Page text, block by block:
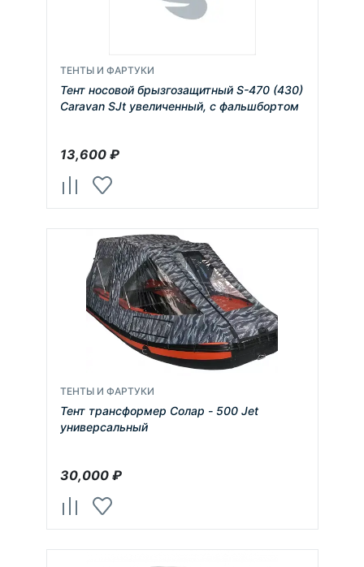
ТЕНТЫ И ФАРТУКИ
Тент носовой брызгозащитный S-470 (430)
Caravan SJt увеличенный, с фальшбортом
13,600₽
ТЕНТЫ И ФАРТУКИ
Тент трансформер Солар - 500 Jet
универсальный
30,000₽